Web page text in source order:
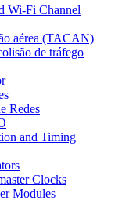
Wi-Fi Channel
aérea (TACAN)
de tráfego
Redes
and Timing
Clocks
Modules